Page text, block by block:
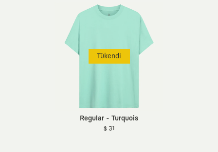
Tükendi
Regular - Turquois
$ 31